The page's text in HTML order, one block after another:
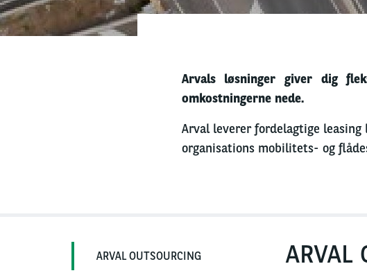
Arvals løsninger giver dig
omkostningerne nede.
Arval leverer fordelagtige
organisations mobilitets- og
ARVAL OUTSOURCING ARVAL